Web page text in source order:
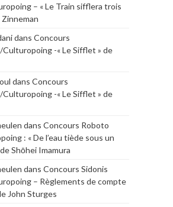
– « Le Train sifflera trois
Zinneman
dans Concours
-« Le Sifflet » de
dans Concours
-« Le Sifflet » de
dans Concours Roboto
: « De l’eau tiède sous un
Shōhei Imamura
dans Concours Sidonis
– Règlements de compte
John Sturges